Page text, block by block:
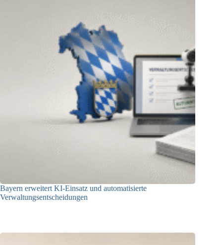
Bayern erweitert KI-Einsatz und automatisierte
Verwaltungsentscheidungen